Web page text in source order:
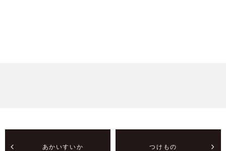
あかいすいか つけもの